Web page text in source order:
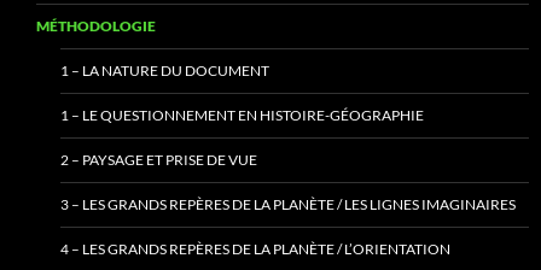
MÉTHODOLOGIE
1 – LA NATURE DU DOCUMENT
1 – LE QUESTIONNEMENT EN HISTOIRE-GÉOGRAPHIE
2 – PAYSAGE ET PRISE DE VUE
3 – LES GRANDS REPÈRES DE LA PLANÈTE / LES LIGNES IMAGINAIRES
4 – LES GRANDS REPÈRES DE LA PLANÈTE / L’ORIENTATION